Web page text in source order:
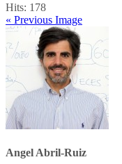
Hits: 178
« Previous Image
Angel Abril-Ruiz